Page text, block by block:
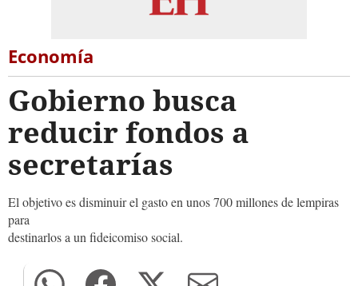
Economía
Gobierno busca
reducir fondos a
secretarías
El objetivo es disminuir el gasto en unos 700 millones de lempiras
para
destinarlos a un fideicomiso social.